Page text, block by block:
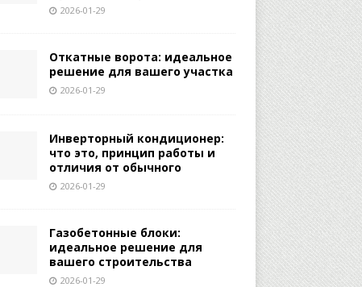
2026-01-29
Откатные ворота: идеальное
решение для вашего участка
2026-01-29
Инверторный кондиционер:
что это, принцип работы и
отличия от обычного
2026-01-29
Газобетонные блоки:
идеальное решение для
вашего строительства
2026-01-29